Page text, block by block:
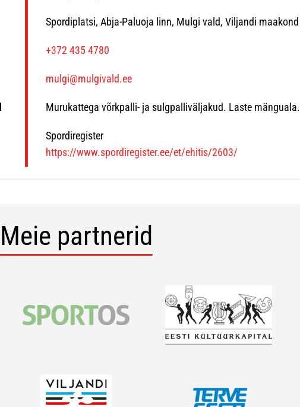
Spordiplatsi, Abja-Paluoja linn, Mulgi vald, Viljandi maakond
+372 435 4780
mulgi@mulgivald.ee
Murukattega võrkpalli- ja sulgpalliväljakud. Laste mänguala.
Spordiregister
https://www.spordiregister.ee/et/ehitis/2603/
Meie partnerid